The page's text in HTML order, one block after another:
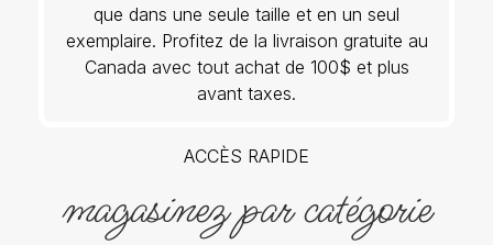
que dans une seule taille et en un seul
exemplaire. Profitez de la livraison gratuite au
Canada avec tout achat de 100$ et plus
avant taxes.
ACCÈS RAPIDE
magasinez par catégorie